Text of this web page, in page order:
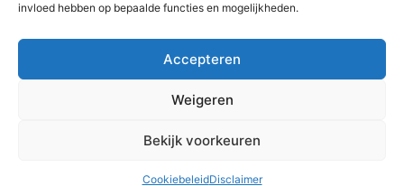
invloed hebben op bepaalde functies en mogelijkheden.
Accepteren
Weigeren
Bekijk voorkeuren
CookiebeleidDisclaimer
reactie gegevens worden verwerkt .